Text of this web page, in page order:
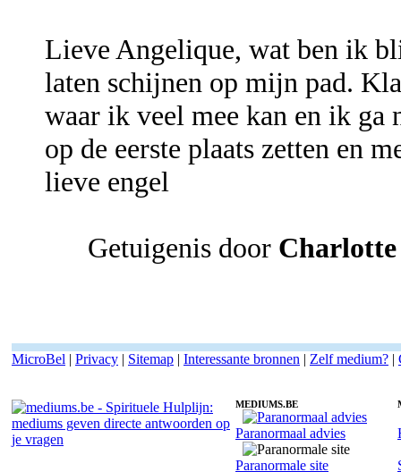
Lieve Angelique, wat ben ik
laten schijnen op mijn pad.
waar ik veel mee kan en ik
op de eerste plaats zetten en
lieve engel
Getuigenis door Charlotte
MicroBel | Privacy | Sitemap | Interessante bronnen | Zelf medium? |
MEDIUMS.BE
Paranormaal advies
Paranormale site